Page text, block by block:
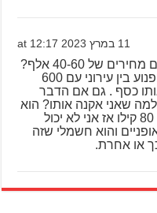
11 במרץ 2023 at 12:17
באיזה סרט הם חיים עם מחירים של 40-60 אלף?
אפשר להביא קטנוע\אופנוע בין עירוני עם 600
של 250 באותו כסף . גם אם הדבר
עולה 20 אלף למה שאני אקנה אותו? הוא
עירוני בלבד והוא שוקל 80 קילו אז אני לא יכול
והוא חשמלי שזה
או אחרת.